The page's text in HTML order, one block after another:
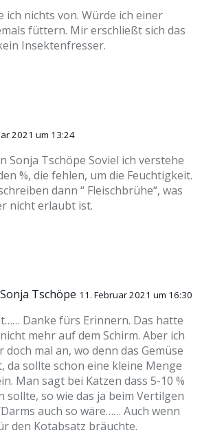
nichts von. Würde ich einer
füttern. Mir erschließt sich das
Insektenfresser.
2021 um 13:24
Sonja Tschöpe Soviel ich verstehe
%, die fehlen, um die Feuchtigkeit.
dann “ Fleischbrühe“, was
nicht erlaubt ist.
Tschöpe 11. Februar 2021 um 16:30
Danke fürs Erinnern. Das hatte
mehr auf dem Schirm. Aber ich
mal an, wo denn das Gemüse
da sollte schon eine kleine Menge
Man sagt bei Katzen dass 5-10 %
sollte, so wie das ja beim Vertilgen
auch so wäre…… Auch wenn
den Kotabsatz bräuchte.